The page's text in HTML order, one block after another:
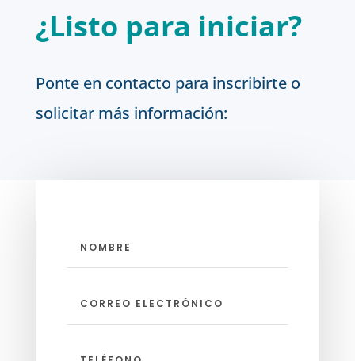
¿Listo para iniciar?
Ponte en contacto para inscribirte o
solicitar más información: